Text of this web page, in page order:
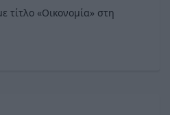
τίτλο «Οικονομία» στη